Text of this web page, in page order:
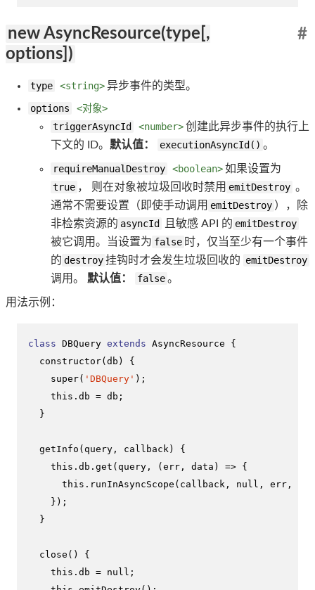
new AsyncResource(type[,
options])
#
type <string>异步事件的类型。
options
<对象>
triggerAsyncId
<number>创建此异步事件的执行上
下文的 ID。 默认值： executionAsyncId() 。
requireManualDestroy <boolean>如果设置为
true ， 则在对象被垃圾回收时禁用 emitDestroy 。
通常不需要设置（即使手动调用 emitDestroy ），除
非检索资源的 asyncId 且敏感 API 的 emitDestroy
被它调用。当设置为 false 时，仅当至少有一个事件
的 destroy挂钩时才会发生垃圾回收的 emitDestroy
调用。 默认值： false。
用法示例：
class DBQuery extends AsyncResource {
constructor( db ) {
super( 'DBQuery' );
this . db = db;
  }
getInfo ( query, callback ) {
this . db . get (query, ( err, data ) => {
this . runInAsyncScope (callback, null , err,
    });
  }
close ( ) {
this . db = null ;